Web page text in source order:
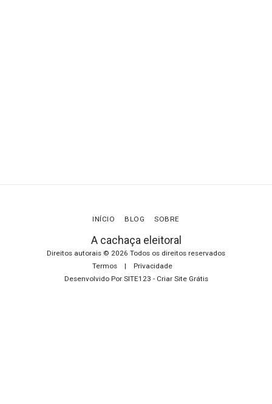
A cachaça eleitoral
Direitos autorais © 2026 Todos os direitos reservados
Termos | Privacidade
Desenvolvido Por SITE123 - Criar Site Grátis
INÍCIO BLOG SOBRE